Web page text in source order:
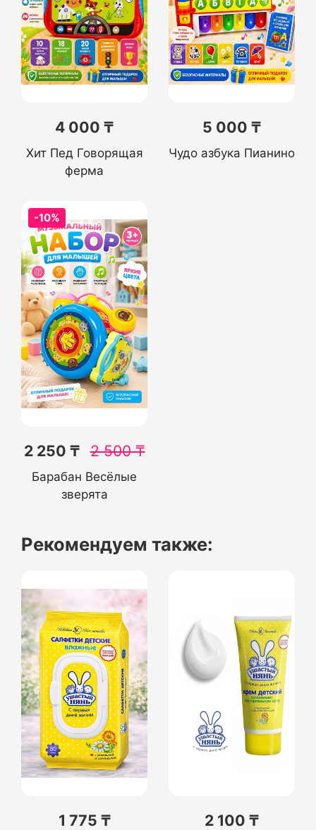
4 000 ₸
Хит Пед Говорящая
ферма
5 000 ₸
Чудо азбука Пианино
-10%
2 250 ₸ 2 500₸
Барабан Весёлые
зверята
Рекомендуем также:
1 775 ₸ 2 100 ₸